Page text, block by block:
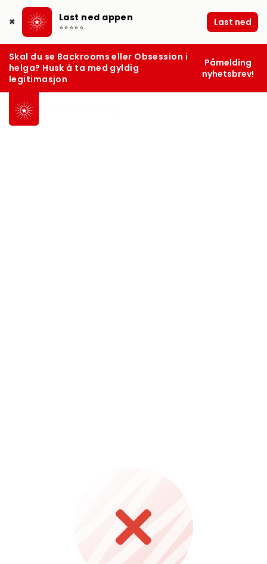
✖ Last ned appen
⭐⭐⭐⭐⭐ Last ned
Skal du se Backrooms eller Obsession i
helga? Husk å ta med gyldig
legitimasjon
Påmelding
nyhetsbrev!